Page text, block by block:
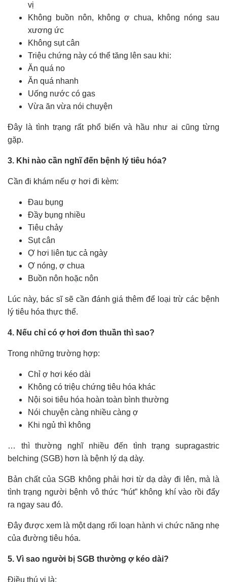
vị
Không buồn nôn, không ợ chua, không nóng sau
xương ức
Không sụt cân
Triệu chứng này có thể tăng lên sau khi:
Ăn quá no
Ăn quá nhanh
Uống nước có gas
Vừa ăn vừa nói chuyện
Đây là tình trạng rất phổ biến và hầu như ai cũng từng
gặp.
3. Khi nào cần nghĩ đến bệnh lý tiêu hóa?
Cần đi khám nếu ợ hơi đi kèm:
Đau bụng
Đầy bụng nhiều
Tiêu chảy
Sụt cân
Ợ hơi liên tục cả ngày
Ợ nóng, ợ chua
Buồn nôn hoặc nôn
Lúc này, bác sĩ sẽ cần đánh giá thêm để loại trừ các bệnh
lý tiêu hóa thực thể.
4. Nếu chỉ có ợ hơi đơn thuần thì sao?
Trong những trường hợp:
Chỉ ợ hơi kéo dài
Không có triệu chứng tiêu hóa khác
Nội soi tiêu hóa hoàn toàn bình thường
Nói chuyện càng nhiều càng ợ
Khi ngủ thì không
… thì thường nghĩ nhiều đến tình trạng supragastric
belching (SGB) hơn là bệnh lý dạ dày.
Bản chất của SGB không phải hơi từ dạ dày đi lên, mà là
tình trạng người bệnh vô thức “hút” không khí vào rồi đẩy
ra ngay sau đó.
Đây được xem là một dạng rối loạn hành vi chức năng nhẹ
của đường tiêu hóa.
5. Vì sao người bị SGB thường ợ kéo dài?
Điều thú vị là: